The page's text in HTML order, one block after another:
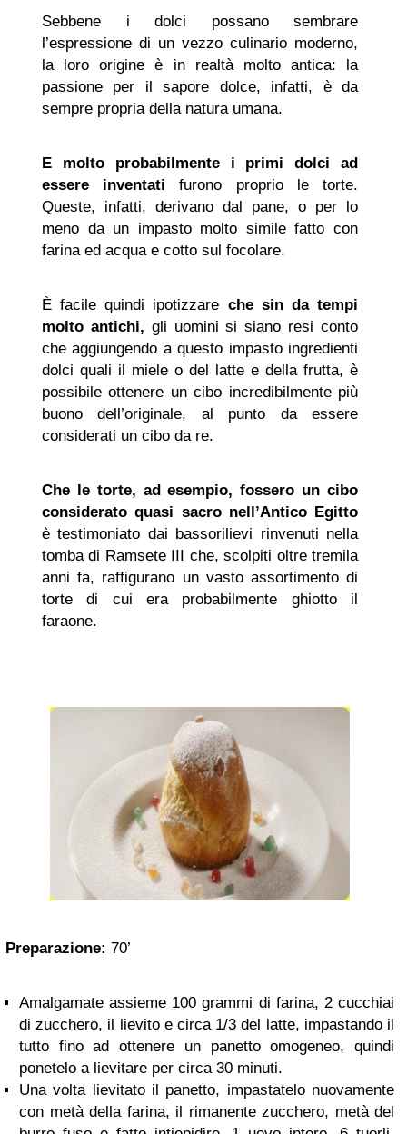
Sebbene i dolci possano sembrare
l’espressione di un vezzo culinario moderno,
la loro origine è in realtà molto antica: la
passione per il sapore dolce, infatti, è da
sempre propria della natura umana.
E molto probabilmente i primi dolci ad
essere inventati furono proprio le torte.
Queste, infatti, derivano dal pane, o per lo
meno da un impasto molto simile fatto con
farina ed acqua e cotto sul focolare.
È facile quindi ipotizzare che sin da tempi
molto antichi, gli uomini si siano resi conto
che aggiungendo a questo impasto ingredienti
dolci quali il miele o del latte e della frutta, è
possibile ottenere un cibo incredibilmente più
buono dell’originale, al punto da essere
considerati un cibo da re.
Che le torte, ad esempio, fossero un cibo
considerato quasi sacro nell’Antico Egitto
è testimoniato dai bassorilievi rinvenuti nella
tomba di Ramsete III che, scolpiti oltre tremila
anni fa, raffigurano un vasto assortimento di
torte di cui era probabilmente ghiotto il
faraone.
Preparazione: 70’
Amalgamate assieme 100 grammi di farina, 2 cucchiai
di zucchero, il lievito e circa 1/3 del latte, impastando il
tutto fino ad ottenere un panetto omogeneo, quindi
ponetelo a lievitare per circa 30 minuti.
Una volta lievitato il panetto, impastatelo nuovamente
con metà della farina, il rimanente zucchero, metà del